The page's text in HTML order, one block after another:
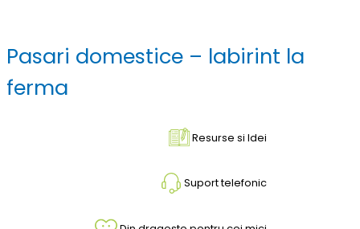
Pasari domestice – labirint la
ferma
Resurse si Idei
Suport telefonic